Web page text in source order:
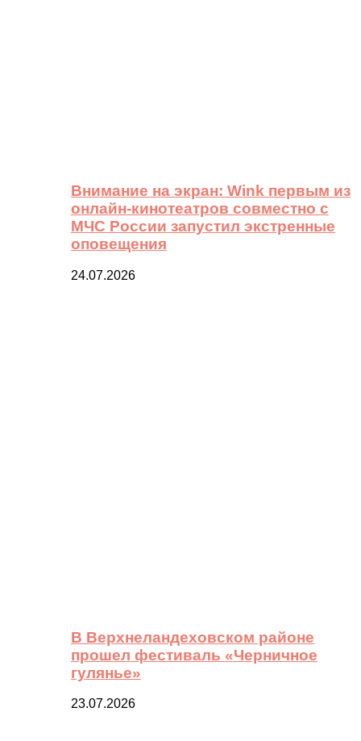
Внимание на экран: Wink первым из
онлайн-кинотеатров совместно с
МЧС России запустил экстренные
оповещения
24.07.2026
В Верхнеландеховском районе
прошел фестиваль «Черничное
гулянье»
23.07.2026